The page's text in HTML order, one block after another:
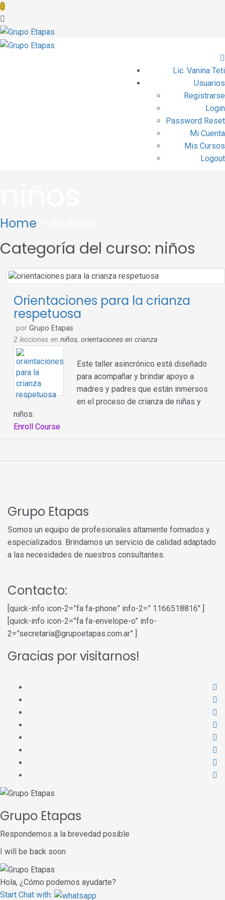
Lic. Vanina Teti
Usuarios
Registrarse
Login
Password Reset
Mi Cuenta
Mis Cursos
Logout
Home
Categoría del curso: niños
Orientaciones para la crianza
respetuosa
por Grupo Etapas
2 lecciones en niños, orientaciones en crianza
Este taller asincrónico está diseñado
para acompañar y brindar apoyo a
madres y padres que están inmersos
en el proceso de crianza de niñas y
niños.
Enroll Course
Grupo Etapas
Somos un equipo de profesionales altamente formados y
especializados. Brindamos un servicio de calidad adaptado
a las necesidades de nuestros consultantes.
Contacto:
[quick-info icon-2=”fa fa-phone” info-2=” 1166518816″ ]
[quick-info icon-2=”fa fa-envelope-o” info-
2=”secretaria@grupoetapas.com.ar” ]
Gracias por visitarnos!
Grupo Etapas
Respondemos a la brevedad posible
I will be back soon
Hola, ¿Cómo podemos ayudarte?
Start Chat with: